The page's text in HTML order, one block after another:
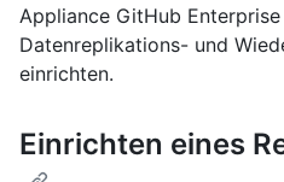
Appliance GitHub
Datenreplikations- und
einrichten.
Einrichten eines